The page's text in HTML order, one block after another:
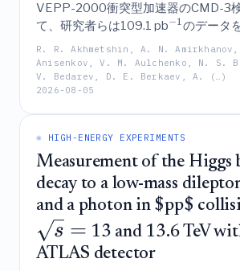
VEPP-2000衝突型加速器のCMD-3
て、研究者らは109.1 pb−1 のデータ
e e → π π
反応における二光子
たC正偶性の f (1285)レゾナンス生
の証拠を報告し、生成断面積を 0.074
0.010nbと測定した。
R. R. Akhmetshin, A. N.
Anisenkov, V. M. Aulchenko, N. S.
V. Bedarev, D. E. Berkaev, A. (…)
2026-08-05
⚛️ HIGH-ENERGY EXPERIMENTS
Measurement of the Higgs
decay to a low-mass
and a photon in $pp$
s = 13 and 13.6 TeV
ATLAS detector